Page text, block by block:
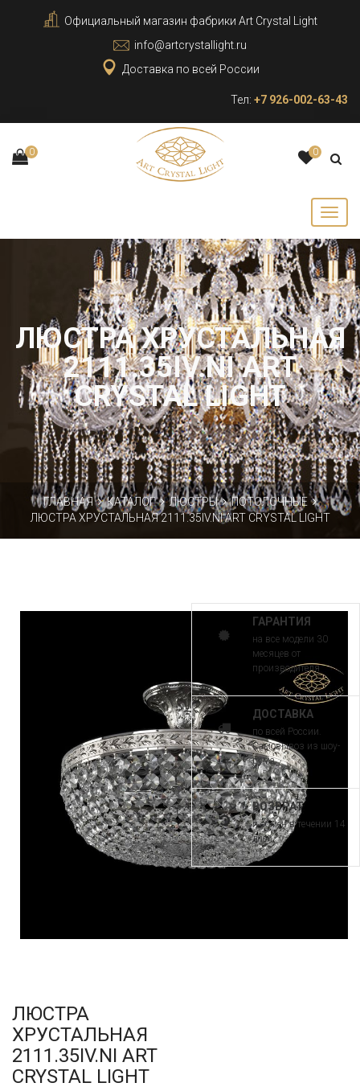
Официальный магазин фабрики Art Crystal Light
info@artcrystallight.ru
Доставка по всей России
Тел: +7 926-002-63-43
0 0
ЛЮСТРА ХРУСТАЛЬНАЯ
2111.35IV.NI ART
CRYSTAL LIGHT
ГЛАВНАЯ КАТАЛОГ ЛЮСТРЫ
ПОТОЛОЧНЫЕ
ЛЮСТРА ХРУСТАЛЬНАЯ 2111.35IV.NI ART CRYSTAL LIGHT
ЛЮСТРА
ХРУСТАЛЬНАЯ
2111.35IV.NI ART
CRYSTAL LIGHT
ГАРАНТИЯ
на все модели 30
месяцев от
производителя
ДОСТАВКА
по всей России.
Самовывоз из шоу-
рума
ВОЗВРАТ
и обмен в течении 14
дней